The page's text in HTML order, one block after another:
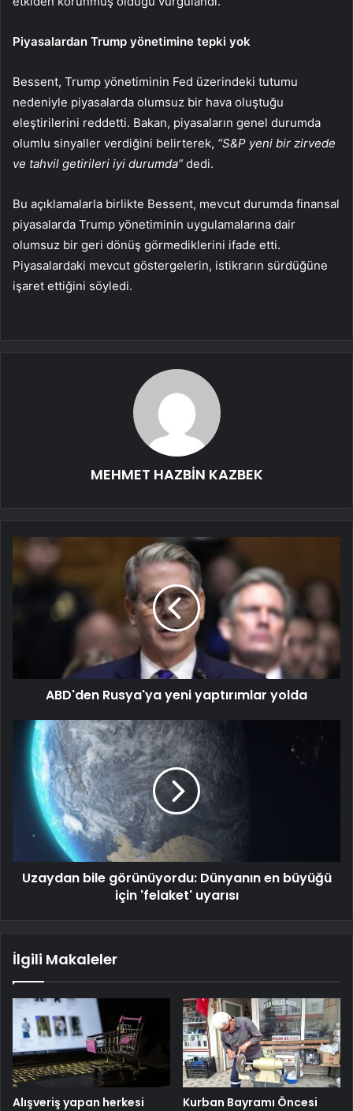
Piyasalardan Trump yönetimine tepki yok
Bessent, Trump yönetiminin Fed üzerindeki tutumu
nedeniyle piyasalarda olumsuz bir hava oluştuğu
eleştirilerini reddetti. Bakan, piyasaların genel durumda
olumlu sinyaller verdiğini belirterek, “S&P yeni bir zirvede
ve tahvil getirileri iyi durumda” dedi.
Bu açıklamalarla birlikte Bessent, mevcut durumda finansal
piyasalarda Trump yönetiminin uygulamalarına dair
olumsuz bir geri dönüş görmediklerini ifade etti.
Piyasalardaki mevcut göstergelerin, istikrarın sürdüğüne
işaret ettiğini söyledi.
MEHMET HAZBİN KAZBEK
ABD'den Rusya'ya yeni yaptırımlar yolda
Uzaydan bile görünüyordu: Dünyanın en büyüğü
için 'felaket' uyarısı
İlgili Makaleler
Alışveriş yapan herkesi
Kurban Bayramı Öncesi